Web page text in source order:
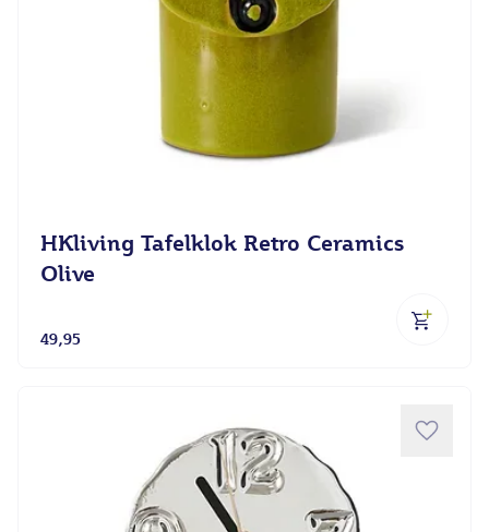
HKliving Tafelklok Retro Ceramics
Olive
49,95